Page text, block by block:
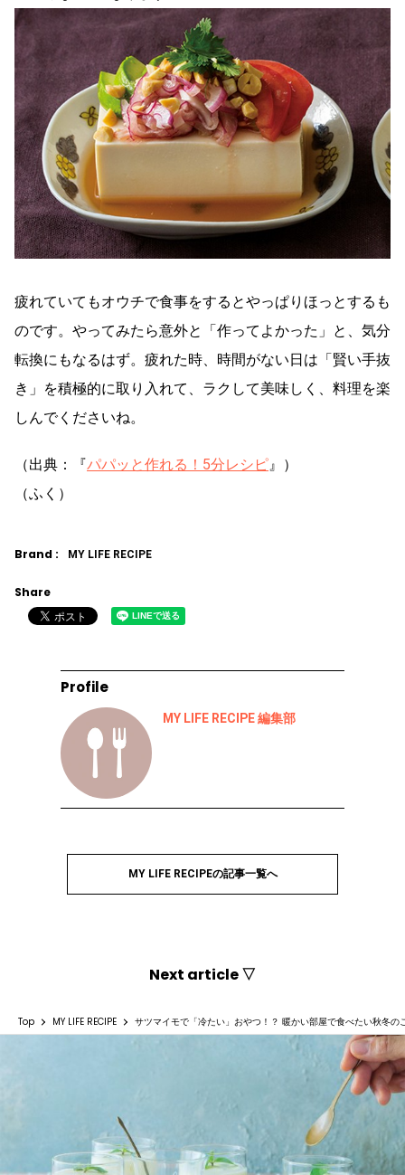
疲れていてもオウチで食事をするとやっぱりほっとするも
のです。やってみたら意外と「作ってよかった」と、気分
転換にもなるはず。疲れた時、時間がない日は「賢い手抜
き」を積極的に取り入れて、ラクして美味しく、料理を楽
しんでくださいね。
（出典：『パパッと作れる！5分レシピ』）
（ふく）
Brand : MY LIFE RECIPE
Share
Profile
MY LIFE RECIPE 編集部
MY LIFE RECIPEの記事一覧へ
Next article ▽
Top MY LIFE RECIPE サツマイモで「冷たい」おやつ！？ 暖かい部屋で食べたい秋冬の